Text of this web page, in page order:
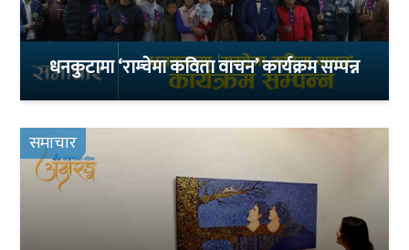
धनकुटामा ‘राम्चेमा कविता वाचन’ कार्यक्रम सम्पन्न
समाचार